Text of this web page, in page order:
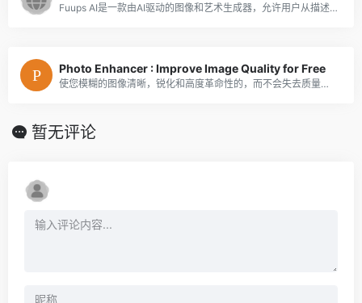
Fuups AI是一款由AI驱动的图像和艺术生成器，允许用户从描述中快速轻松地生成高质量的图像和艺术。
Photo Enhancer : Improve Image Quality for Free
使您模糊的图像清晰，锐化和高度革命性的，而不会失去质量与人工智能驱动的照片增强工具。免费使用，没有限制。
暂无评论